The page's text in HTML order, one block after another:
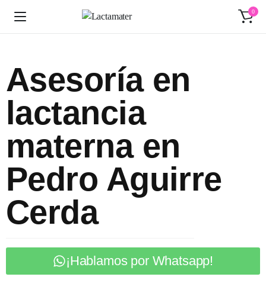
0
Asesoría en
lactancia
materna en
Pedro Aguirre
Cerda
¡Hablamos por Whatsapp!